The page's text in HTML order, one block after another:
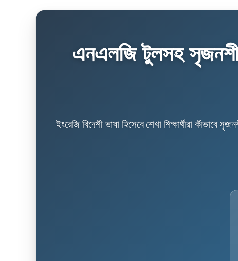
এনএলজি টুলসহ
ইংরেজি বিদেশী ভাষা হিসেবে শেখা শিক্ষার্থীরা